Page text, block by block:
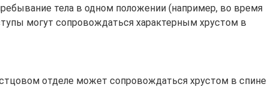
тела в одном положении (например, во время
могут сопровождаться характерным хрустом в
отделе может сопровождаться хрустом в спине